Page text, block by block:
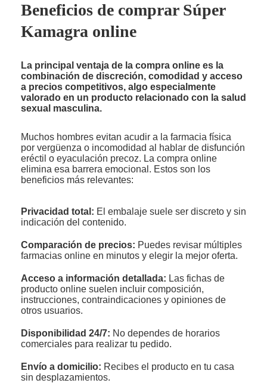
Beneficios de comprar Súper
Kamagra online
La principal ventaja de la compra online es la
combinación de discreción, comodidad y acceso
a precios competitivos, algo especialmente
valorado en un producto relacionado con la salud
sexual masculina.
Muchos hombres evitan acudir a la farmacia física
por vergüenza o incomodidad al hablar de disfunción
eréctil o eyaculación precoz. La compra online
elimina esa barrera emocional. Estos son los
beneficios más relevantes:
Privacidad total: El embalaje suele ser discreto y sin
indicación del contenido.
Comparación de precios: Puedes revisar múltiples
farmacias online en minutos y elegir la mejor oferta.
Acceso a información detallada: Las fichas de
producto online suelen incluir composición,
instrucciones, contraindicaciones y opiniones de
otros usuarios.
Disponibilidad 24/7: No dependes de horarios
comerciales para realizar tu pedido.
Envío a domicilio: Recibes el producto en tu casa
sin desplazamientos.